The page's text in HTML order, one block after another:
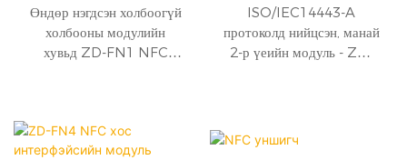
Өндөр нэгдсэн холбоогүй
холбооны модулийн
хувьд ZD-FN1 NFC
ISO/IEC 14443 А
төрлийн протокол болон
интерфэйсийн модуль
ISO/IEC14443-A
протоколд нийцсэн, манай
2-р үеийн модуль - ZD-